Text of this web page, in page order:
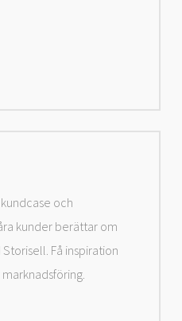
och
kunder berättar om
Få inspiration